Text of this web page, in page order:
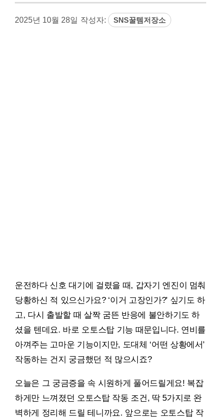
2025년 10월 28일 작성자: SNS꿀템저장소
운전하다 신호 대기에 걸렸을 때, 갑자기 엔진이 멈춰
당황하신 적 있으신가요? ‘이거 고장인가?’ 싶기도 하
고, 다시 출발할 때 살짝 굼뜬 반응에 불안하기도 하
셨을 텐데요. 바로 오토스탑 기능 때문입니다. 연비를
아껴주는 고마운 기능이지만, 도대체 ‘어떤 상황에서’
작동하는 건지 궁금했던 적 많으시죠?
오늘은 그 궁금증을 속 시원하게 풀어드릴게요! 복잡
하게만 느껴졌던 오토스탑 작동 조건, 딱 5가지로 완
벽하게 정리해 드릴 테니까요. 앞으로는 오토스탑 작